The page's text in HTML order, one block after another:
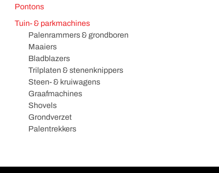
Pontons
Tuin- & parkmachines
Palenrammers & grondboren
Maaiers
Bladblazers
Trilplaten & stenenknippers
Steen- & kruiwagens
Graafmachines
Shovels
Grondverzet
Palentrekkers